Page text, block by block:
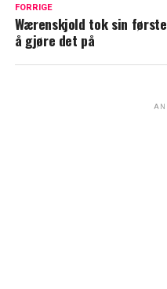
FORRIGE
Wærenskjold tok sin
å gjøre det på